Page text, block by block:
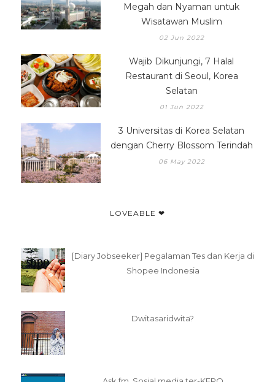
Megah dan Nyaman untuk
Wisatawan Muslim
02 Jun 2022
Wajib Dikunjungi, 7 Halal
Restaurant di Seoul, Korea
Selatan
01 Jun 2022
3 Universitas di Korea Selatan
dengan Cherry Blossom Terindah
06 May 2022
LOVEABLE ❤
[Diary Jobseeker] Pegalaman Tes dan Kerja di
Shopee Indonesia
Dwitasaridwita?